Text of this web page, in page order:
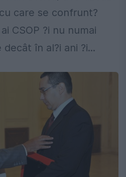
care se confrunt?
CSOP ?i nu numai
în al?i ani ?i...